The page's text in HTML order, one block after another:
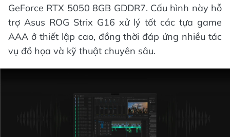
GeForce RTX 5050 8GB GDDR7. Cấu hình này hỗ
trợ Asus ROG Strix G16 xử lý tốt các tựa game
AAA ở thiết lập cao, đồng thời đáp ứng nhiều tác
vụ đồ họa và kỹ thuật chuyên sâu.